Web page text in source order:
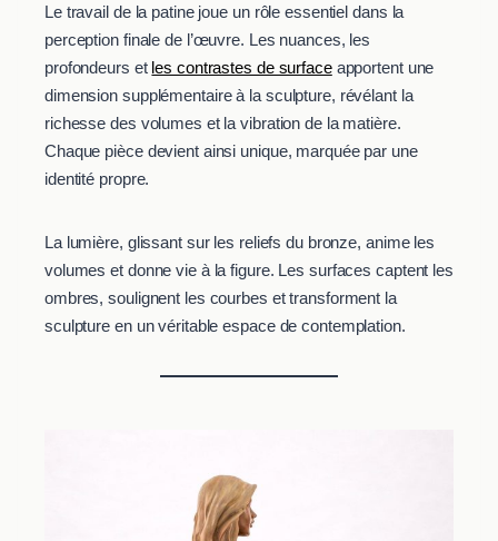
Le travail de la patine joue un rôle essentiel dans la
perception finale de l’œuvre. Les nuances, les
profondeurs et les contrastes de surfaceapportent une
dimension supplémentaire à la sculpture, révélant la
richesse des volumes et la vibration de la matière.
Chaque pièce devient ainsi unique, marquée par une
identité propre.
La lumière, glissant sur les reliefs du bronze, anime les
volumes et donne vie à la figure. Les surfaces captent les
ombres, soulignent les courbes et transforment la
sculpture en un véritable espace de contemplation.